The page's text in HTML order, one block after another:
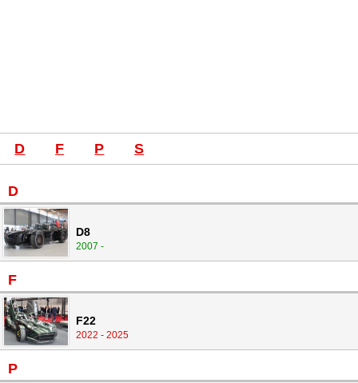
D F P S
D
D8
2007 -
F
F22
2022 - 2025
P